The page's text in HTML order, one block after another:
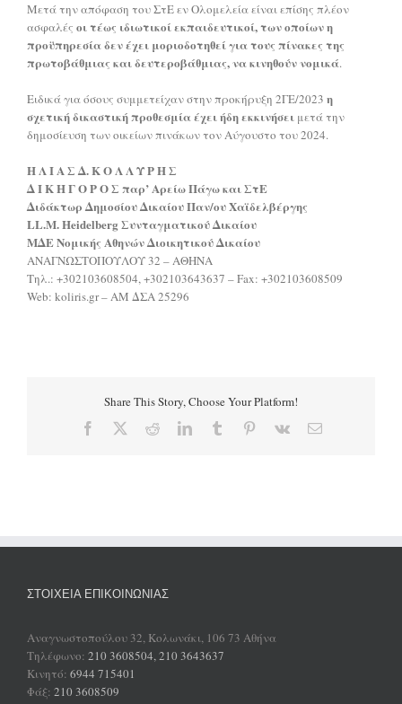
Μετά την απόφαση του ΣτΕ εν Ολομελεία είναι επίσης πλέον
ασφαλές οι τέως ιδιωτικοί εκπαιδευτικοί, των οποίων η
προϋπηρεσία δεν έχει μοριοδοτηθεί για τους πίνακες της
πρωτοβάθμιας και δευτεροβάθμιας, να κινηθούν νομικά.
Ειδικά για όσους συμμετείχαν στην προκήρυξη 2ΓΕ/2023 η
σχετική δικαστική προθεσμία έχει ήδη εκκινήσει μετά την
δημοσίευση των οικείων πινάκων τον Αύγουστο του 2024.
Η Λ Ι Α Σ Δ. Κ Ο Λ Λ Υ Ρ Η Σ
Δ Ι Κ Η Γ Ο Ρ Ο Σ παρ’ Αρείω Πάγω και ΣτΕ
Διδάκτωρ Δημοσίου Δικαίου Παν/ου Χαϊδελβέργης
LL.M. Heidelberg Συνταγματικού Δικαίου
MΔΕ Νομικής Αθηνών Διοικητικού Δικαίου
ΑΝΑΓΝΩΣΤΟΠΟΥΛΟΥ 32 – ΑΘΗΝΑ
Τηλ.: +302103608504, +302103643637 – Fax: +302103608509
Web: koliris.gr – AM ΔΣΑ 25296
Share This Story, Choose Your Platform!
Facebook RedditLinkedInTumblr Pinterest
Vk Email
ΣΤΟΙΧΕΊΑ ΕΠΙΚΟΙΝΩΝΊΑΣ
Αναγνωστοπούλου 32, Κολωνάκι, 106 73 Αθήνα
Τηλέφωνο: 210 3608504, 210 3643637
Κινητό: 6944 715401
Φάξ: 210 3608509